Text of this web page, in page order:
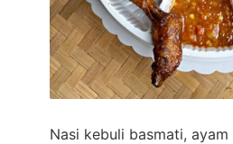
Nasi kebuli basmati,